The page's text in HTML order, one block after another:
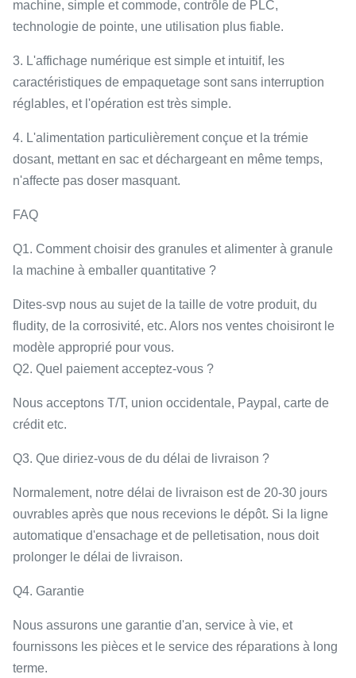
machine, simple et commode, contrôle de PLC,
technologie de pointe, une utilisation plus fiable.
3. L'affichage numérique est simple et intuitif, les
caractéristiques de empaquetage sont sans interruption
réglables, et l'opération est très simple.
4. L'alimentation particulièrement conçue et la trémie
dosant, mettant en sac et déchargeant en même temps,
n'affecte pas doser masquant.
FAQ
Q1. Comment choisir des granules et alimenter à granule
la machine à emballer quantitative ?
Dites-svp nous au sujet de la taille de votre produit, du
fludity, de la corrosivité, etc. Alors nos ventes choisiront le
modèle approprié pour vous.
Q2. Quel paiement acceptez-vous ?
Nous acceptons T/T, union occidentale, Paypal, carte de
crédit etc.
Q3. Que diriez-vous de du délai de livraison ?
Normalement, notre délai de livraison est de 20-30 jours
ouvrables après que nous recevions le dépôt. Si la ligne
automatique d'ensachage et de pelletisation, nous doit
prolonger le délai de livraison.
Q4. Garantie
Nous assurons une garantie d'an, service à vie, et
fournissons les pièces et le service des réparations à long
terme.